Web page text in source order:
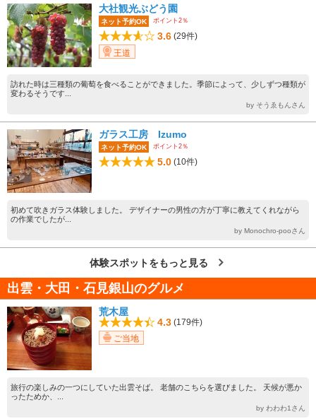
大社観光ぶどう園
ネット予約OK ポイント2％
3.6 (29件)
王道
訪れた時は三種類の葡萄を食べることができました。季節によって、少しずつ種類が
変わるそうです...
by そうゑもんさん
ガラス工房 Izumo
ネット予約OK ポイント2％
5.0 (10件)
初めて吹きガラス体験しました。 デザイナーの男性の方が丁寧に教えてくれながら
の作業でしたが...
by Monochro-pooさん
体験スポットをもっと見る
出雲・大田・石見銀山のグルメ
荒木屋
4.3 (179件)
ご当地
旅行の楽しみの一つにしていた出雲そば。 老舗のこちらを選びました。 天候が悪か
ったためか、...
by わわわ1さん